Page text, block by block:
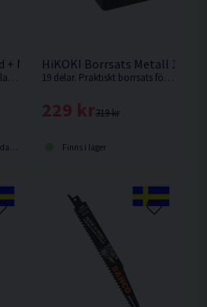
+ Metal Tigersågblad 225mm 1-pack
225mm. 6-8TPI. Tigersågsblad från Metabo lämpligt för rivningsarbete kring trä innehållande metall och spik.
HiKOKI Borrsats Metall 1-
19 delar. Praktiskt borrsats för metall som levereras i en plåtask i storlekar om 1-10mm.
319 kr
229 kr
Finns i lager